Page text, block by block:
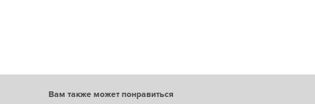
Вам также может понравиться